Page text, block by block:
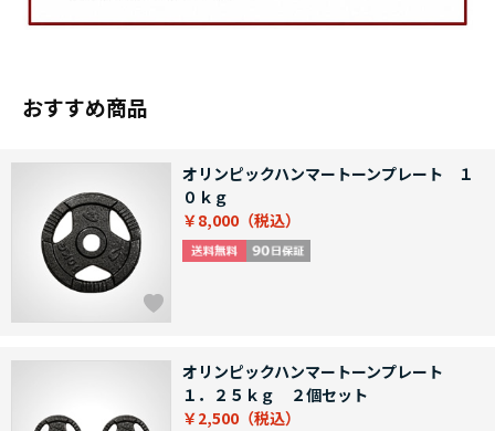
おすすめ商品
オリンピックハンマートーンプレート １
０ｋｇ
￥8,000
オリンピックハンマートーンプレート
１．２５ｋｇ ２個セット
￥2,500